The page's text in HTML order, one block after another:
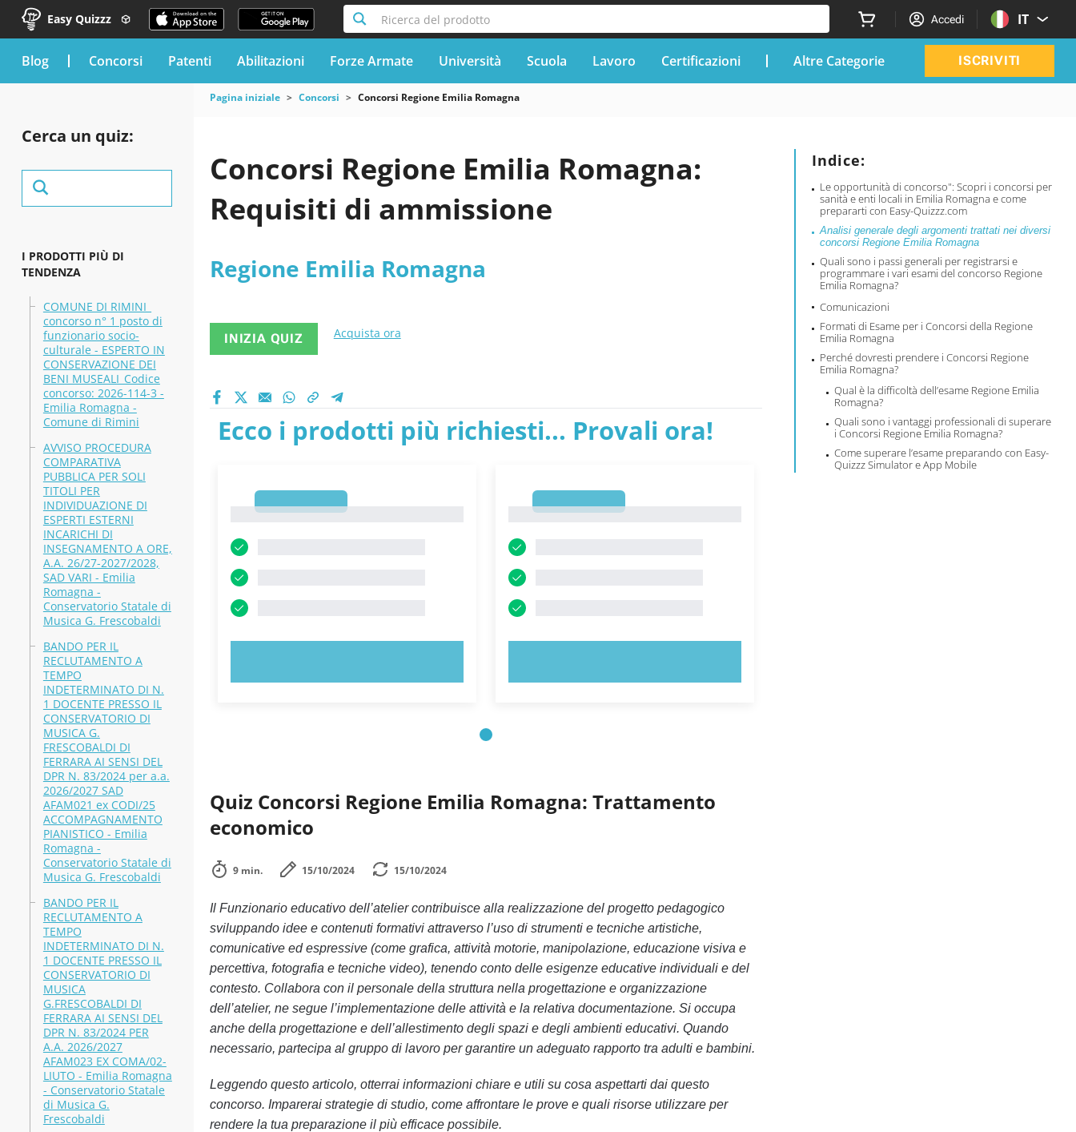
Easy Quizzz Ricerca del prodotto Accedi IT
blog Concorsi Patenti Abilitazioni Forze Armate Università Scuola Lavoro Certificazioni Altre Categorie ISCRIVITI
Cerca un quiz:
I PRODOTTI PIÙ DI
TENDENZA
COMUNE DI RIMINI_
concorso n° 1 posto di
funzionario socio-
culturale - ESPERTO IN
CONSERVAZIONE DEI
BENI MUSEALI_Codice
concorso: 2026-114-3 -
Emilia Romagna -
Comune di Rimini
AVVISO PROCEDURA
COMPARATIVA
PUBBLICA PER SOLI
TITOLI PER
INDIVIDUAZIONE DI
ESPERTI ESTERNI
INCARICHI DI
INSEGNAMENTO A ORE,
A.A. 26/27-2027/2028,
SAD VARI - Emilia
Romagna -
Conservatorio Statale di
Musica G. Frescobaldi
BANDO PER IL
RECLUTAMENTO A
TEMPO
INDETERMINATO DI N.
1 DOCENTE PRESSO IL
CONSERVATORIO DI
MUSICA G.
FRESCOBALDI DI
FERRARA AI SENSI DEL
DPR N. 83/2024 per a.a.
2026/2027 SAD
AFAM021 ex CODI/25
ACCOMPAGNAMENTO
PIANISTICO - Emilia
Romagna -
Conservatorio Statale di
Musica G. Frescobaldi
BANDO PER IL
RECLUTAMENTO A
TEMPO
INDETERMINATO DI N.
1 DOCENTE PRESSO IL
CONSERVATORIO DI
MUSICA
G.FRESCOBALDI DI
FERRARA AI SENSI DEL
DPR N. 83/2024 PER
A.A. 2026/2027
AFAM023 EX COMA/02-
LIUTO - Emilia Romagna
- Conservatorio Statale
di Musica G.
Frescobaldi
Pagina iniziale Concorsi Concorsi Regione Emilia Romagna
Indice:
Le opportunità di concorso": Scopri i concorsi per
sanità e enti locali in Emilia Romagna e come
prepararti con Easy-Quizzz.com
Analisi generale degli argomenti trattati nei diversi
concorsi Regione Emilia Romagna
Quali sono i passi generali per registrarsi e
programmare i vari esami del concorso Regione
Emilia Romagna?
Comunicazioni
Formati di Esame per i Concorsi della Regione
Emilia Romagna
Perché dovresti prendere i Concorsi Regione
Emilia Romagna?
Qual è la difficoltà dell’esame Regione Emilia
Romagna?
Quali sono i vantaggi professionali di superare
i Concorsi Regione Emilia Romagna?
Come superare l’esame preparando con Easy-
Quizzz Simulator e App Mobile
Concorsi Regione Emilia Romagna:
Requisiti di ammissione
Regione Emilia Romagna
INIZIA QUIZ Acquista ora
Ecco i prodotti più richiesti... Provali ora!
Quiz Concorsi Regione Emilia Romagna: Trattamento
economico
9 min. 15/10/2024 15/10/2024
Il Funzionario educativo dell’atelier contribuisce alla realizzazione del progetto pedagogico
sviluppando idee e contenuti formativi attraverso l’uso di strumenti e tecniche artistiche,
comunicative ed espressive (come grafica, attività motorie, manipolazione, educazione visiva e
percettiva, fotografia e tecniche video), tenendo conto delle esigenze educative individuali e del
contesto. Collabora con il personale della struttura nella progettazione e organizzazione
dell’atelier, ne segue l’implementazione delle attività e la relativa documentazione. Si occupa
anche della progettazione e dell’allestimento degli spazi e degli ambienti educativi. Quando
necessario, partecipa al gruppo di lavoro per garantire un adeguato rapporto tra adulti e bambini.
Leggendo questo articolo, otterrai informazioni chiare e utili su cosa aspettarti dai questo
concorso. Imparerai strategie di studio, come affrontare le prove e quali risorse utilizzare per
rendere la tua preparazione il più efficace possibile.